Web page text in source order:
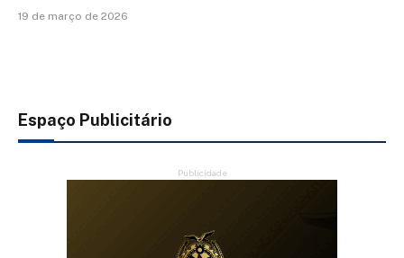
19 de março de 2026
Espaço Publicitário
Publicidade